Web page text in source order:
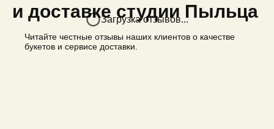
и доставке студии Пыльца
Читайте честные отзывы наших клиентов о качестве
букетов и сервисе доставки.
Загрузка отзывов...